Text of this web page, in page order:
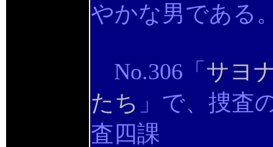
やかな男である
No.306「 サヨ
たち 」で、捜査
査四課